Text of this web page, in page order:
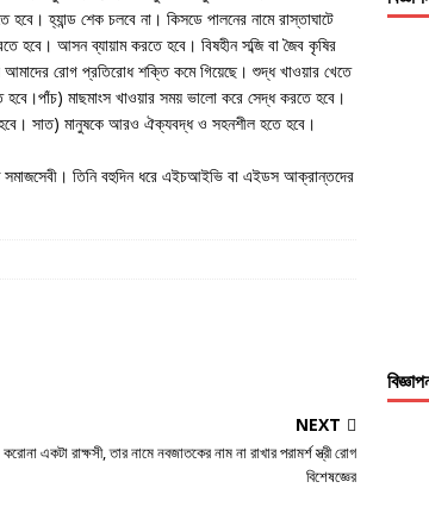
হ্যান্ড শেক চলবে না। কিসডে পালনের নামে রাস্তাঘাটে
হবে। আসন ব্যায়াম করতে হবে। বিষহীন সব্জি বা জৈব কৃষির
আমাদের রোগ প্রতিরোধ শক্তি কমে গিয়েছে। শুদ্ধ খাওয়ার খেতে
মাছমাংস খাওয়ার সময় ভালো করে সেদ্ধ করতে হবে।
হবে। সাত) মানুষকে আরও ঐক্যবদ্ধ ও সহনশীল হতে হবে।
সমাজসেবী। তিনি বহুদিন ধরে এইচআইভি বা এইডস আক্রান্তদের
NEXT
করোনা একটা রাক্ষসী, তার নামে নবজাতকের নাম না রাখার পরামর্শ স্ত্রী রোগ
বিশেষজ্ঞের